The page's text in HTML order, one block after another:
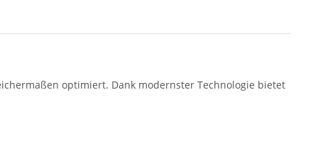
optimiert. Dank modernster Technologie bietet